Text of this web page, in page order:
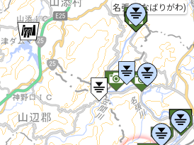
名張川(なばりがわ)